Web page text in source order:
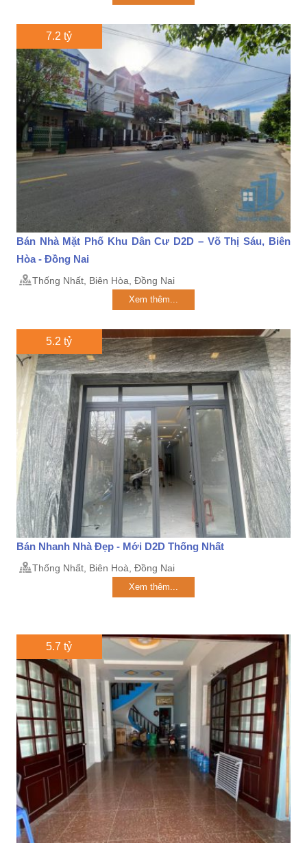
7.2 tỷ
Bán Nhà Mặt Phố Khu Dân Cư D2D – Võ Thị Sáu, Biên
Hòa - Đồng Nai
Thống Nhất, Biên Hòa, Đồng Nai
Xem thêm...
5.2 tỷ
Bán Nhanh Nhà Đẹp - Mới D2D Thống Nhất
Thống Nhất, Biên Hoà, Đồng Nai
Xem thêm...
5.7 tỷ